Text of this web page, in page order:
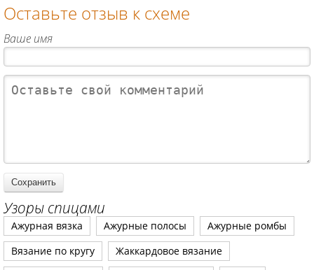
Оставьте отзыв к схеме
Ваше имя
Узоры спицами
Ажурная вязка Ажурные полосы
Ажурные ромбы
Вязание по кругу
Жаккардовое вязание